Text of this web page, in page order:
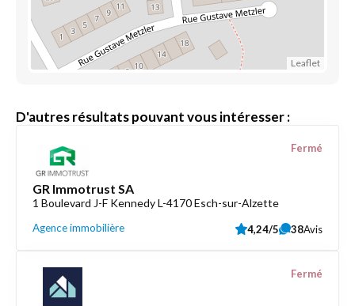
Leaflet
D'autres résultats pouvant vous intéresser :
GR Immotrust SA
1 Boulevard J-F Kennedy L-4170 Esch-sur-Alzette
Agence immobilière
Fermé
4,24/5 38Avis
Fermé